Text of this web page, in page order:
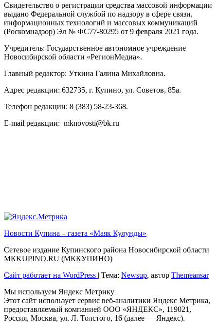
Свидетельство о регистрации средства массовой информации
выдано Федеральной службой по надзору в сфере связи,
информационных технологий и массовых коммуникаций
(Роскомнадзор) Эл № ФС77-80295 от 9 февраля 2021 года.
Учредитель: Государственное автономное учреждение
Новосибирской области «РегионМедиа».
Главный редактор: Уткина Галина Михайловна.
Адрес редакции: 632735, г. Купино, ул. Советов, 85а.
Телефон редакции: 8 (383) 58-23-368.
E-mail редакции: mknovosti@bk.ru
Новости Купина – газета «Маяк Кулунды»
Сетевое издание Купинского района Новосибирской области
МКKUPINO.RU (МККУПИНО)
Сайт работает на WordPress | Тема: Newsup, автор Themeansar
Мы используем Яндекс Метрику
Этот сайт использует сервис веб-аналитики Яндекс Метрика,
предоставляемый компанией ООО «ЯНДЕКС», 119021,
Россия, Москва, ул. Л. Толстого, 16 (далее — Яндекс).